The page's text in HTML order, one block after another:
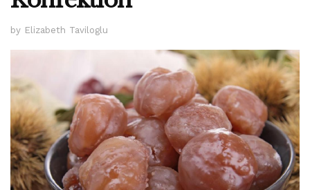
by Elizabeth Taviloglu